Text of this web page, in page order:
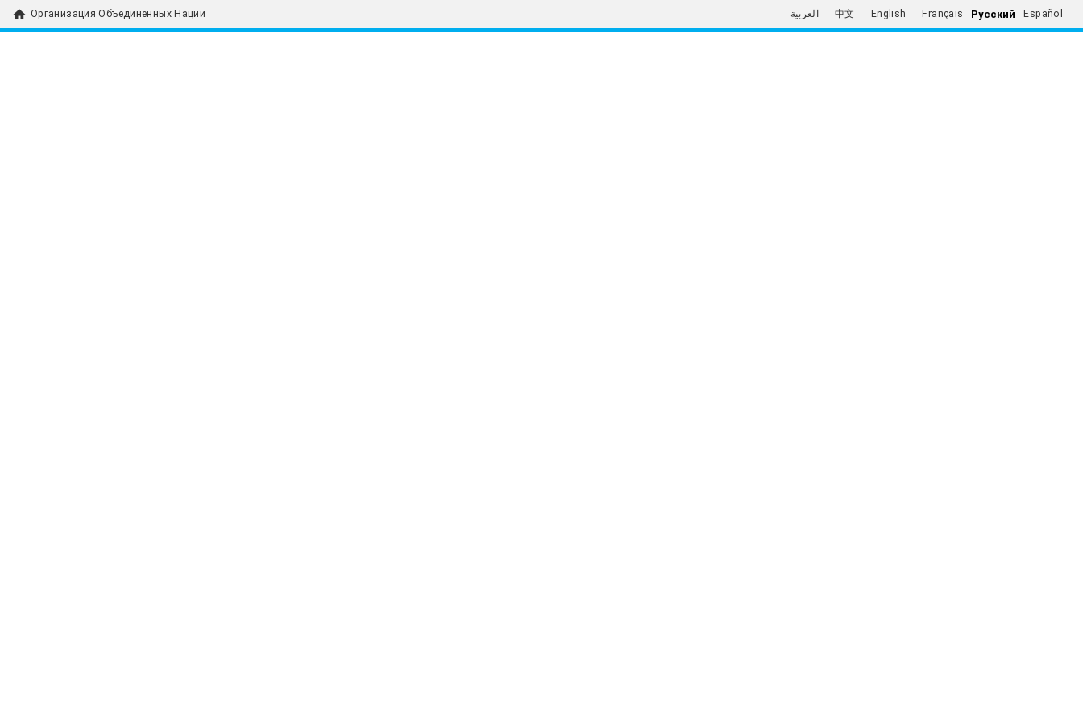
home Организация Объединенных Наций العربية 中文 English Français Русский Español